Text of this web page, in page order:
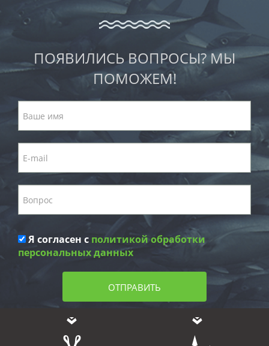
ПОЯВИЛИСЬ ВОПРОСЫ? МЫ
ПОМОЖЕМ!
Я согласен с политикой обработки
персональных данных
ОТПРАВИТЬ